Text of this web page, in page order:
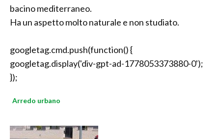
bacino mediterraneo.
Ha un aspetto molto naturale e non studiato.
googletag.cmd.push(function() {
googletag.display('div-gpt-ad-1778053373880-0');
});
Arredo urbano